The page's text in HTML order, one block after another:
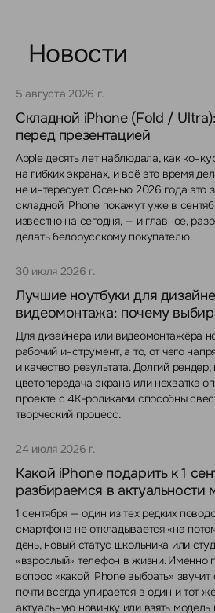
Новости
5 августа 2026 г.
Складной iPhone (Fold /
перед презентацией
Apple десять лет наблюдала, как
на гибких экранах, и всё это время
не интересует. Осенью 2026 года это
складной iPhone покажут уже в
известно на сегодня, — и главное,
делать белорусскому покупателю.
30 июля 2026 г.
Лучшие ноутбуки для
видеомонтажа: почему
Для дизайнера или видеомонтажёра
рабочий инструмент, а то, от чего
и качество результата. Долгий рендер,
цветопередача экрана или нехватка
проекте с 4K-роликами способны
творческий процесс.
24 июля 2026 г.
Какой iPhone подарить к 1
разбираемся в актуальности
1 сентября — один из тех редких
смартфона не откладывается «на
день, новый статус школьника или
«взрослый» телефон в жизни. Именно
вопрос «какой iPhone выбрать»
почти всегда упирается в один и тот
актуальную новинку или взять